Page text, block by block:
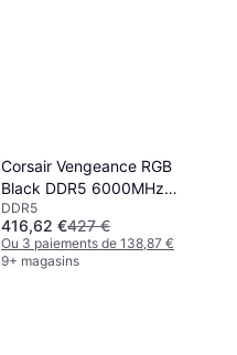
Corsair Vengeance RGB
Black DDR5 6000MHz
2x16GB ECC
(CMH32GX5M2B6000C38)
DDR5
416,62 €427 €
Ou 3 paiements de 138,87 €
9+ magasins